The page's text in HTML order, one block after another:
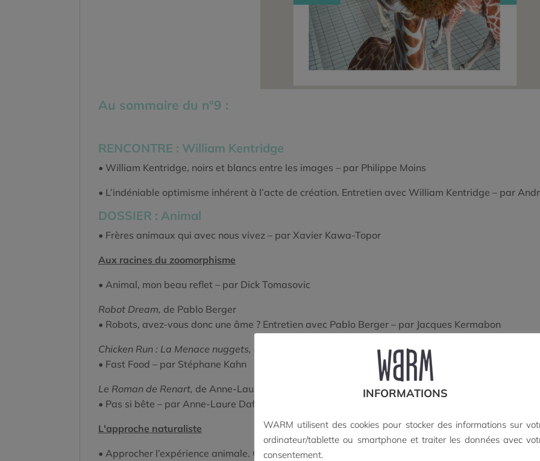
Au sommaire du n°9 :
RENCONTRE : William Kentridge
• William Kentridge, noirs et blancs entre les images – par Philippe Moins
• L’indéniable optimisme inhérent à l’acte de création. Entretien avec William Kentridge – par
DOSSIER : Animal
• Frères animaux qui avec nous vivez – par Xavier Kawa-Topor
Aux racines du zoomorphisme
• Animal, mon beau reflet – par Dick Tomasovic
Robot Dream, de Pablo Berger
• Robots, avez-vous donc une âme ? Entretien avec Pablo Berger – par Jacques Kermabon
Chicken Run : La Menace nuggets,
• Fast Food – par Stéphane Kahn
Le Roman de Renart, de Anne-Laure Daffis, Léo Marchand
• Pas si bête – par Anne-Laure Daffis et Léo Marchand
L'approche naturaliste
• Approcher l’expérience animale. Conversation entre Michael Dudok de Wit, Emmanuel Gras et
INFORMATIONS
WARM utilisent des cookies pour stocker des informations sur
ordinateur/tablette ou smartphone et traiter les données avec
consentement.